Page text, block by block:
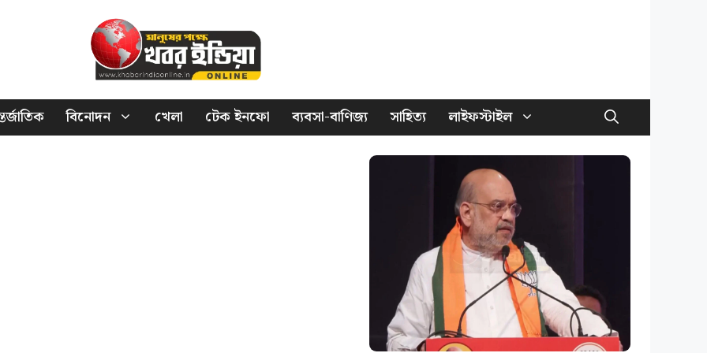
বিনোদন খেলা টেক ইনফো ব্যবসা-বাণিজ্য সাহিত্য লাইফস্টাইল